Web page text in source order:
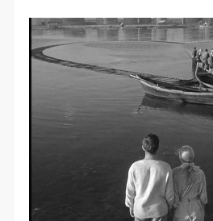
途。
（2）、乙方中央美术学院美术
性、专业性、国际化的现代公共
院美术馆与时代同行，努力塑造
术的空间氛围，竭诚与各单位
和观众进行良好互动。以学院的
极策划国际、国内多视角、多领
共教育活动，为美院师生、中外
提供一个交流、学习、展示的平
途。
（2）、乙方中央美术学院美术
性、专业性、国际化的现代公共
院美术馆与时代同行，努力塑造
术的空间氛围，竭诚与各单位
和观众进行良好互动。以学院的
极策划国际、国内多视角、多领
共教育活动，为美院师生、中外
提供一个交流、学习、展示的平
途。
（2）、乙方中央美术学院美术
性、专业性、国际化的现代公共
院美术馆与时代同行，努力塑造
术的空间氛围，竭诚与各单位
和观众进行良好互动。以学院的
极策划国际、国内多视角、多领
共教育活动，为美院师生、中外
提供一个交流、学习、展示的平